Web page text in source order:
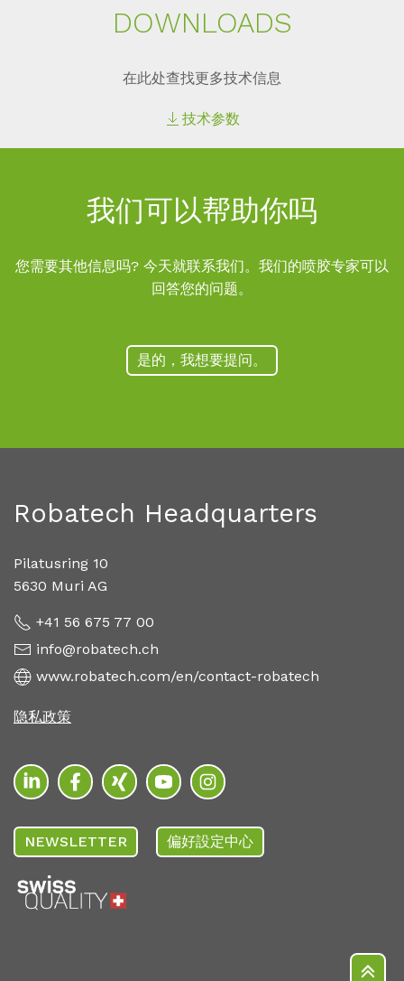
DOWN­LOADS
在此处查找更多技术信息
技术参数
我们可以帮助你吗
您需要其他信息吗? 今天就联系我们。我们的喷胶专家可以
回答您的问题。
是的，我想要提问。
Robatech Headquarters
Pilatusring 10
5630 Muri AG
+41 56 675 77 00
info@robatech.ch
www.robatech.com/en/contact-robatech
隐私政策
NEWSLETTER 偏好設定中心